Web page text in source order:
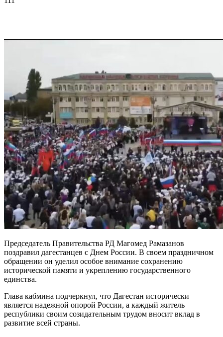
Председатель Правительства РД Магомед Рамазанов
поздравил дагестанцев с Днем России. В своем праздничном
обращении он уделил особое внимание сохранению
исторической памяти и укреплению государственного
единства.
Глава кабмина подчеркнул, что Дагестан исторически
является надежной опорой России, а каждый житель
республики своим созидательным трудом вносит вклад в
развитие всей страны.